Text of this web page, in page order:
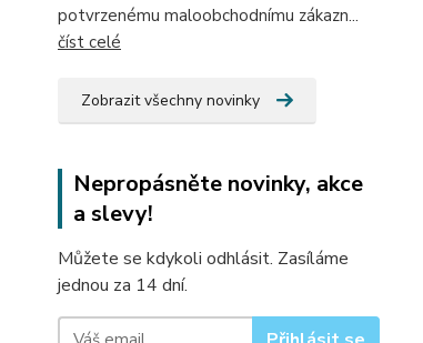
potvrzenému maloobchodnímu zákazn...
číst celé
Zobrazit všechny novinky
Nepropásněte novinky, akce
a slevy!
Můžete se kdykoli odhlásit. Zasíláme
jednou za 14 dní.